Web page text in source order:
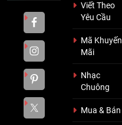
Viết Theo
Yêu Cầu
Mã Khuyến
Mãi
Nhạc
Chuông
Mua & Bán